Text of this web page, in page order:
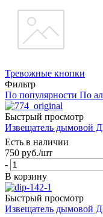
Тревожные кнопки
Фильтр
По популярности По
Быстрый просмотр
Извещатель дымовой
Есть в наличии
750 руб./шт
-
В корзину
Быстрый просмотр
Извещатель дымовой